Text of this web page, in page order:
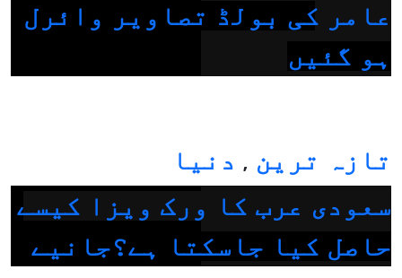
عامر کی بولڈ تصاویر وائرل
ہو گئیں
تازہ ترین , دنیا
سعودی عرب کا ورک ویزا کیسے
حاصل کیا جاسکتا ہے؟جانیے